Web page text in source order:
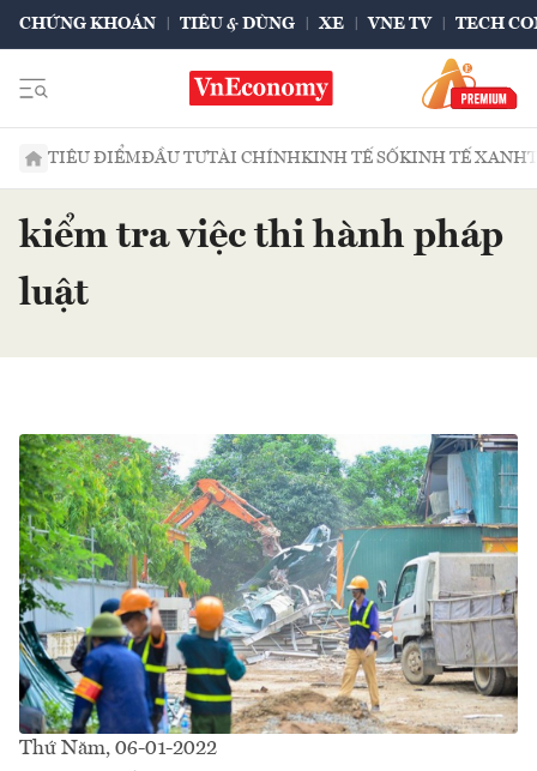
CHỨNG KHOÁN TIÊU & DÙNG XE VNE TV TECH
TIÊU ĐIỂMĐẦU TƯTÀI CHÍNHKINH TẾ SỐKINH TẾ XANH
kiểm tra việc thi hành pháp
luật
Thứ Năm, 06-01-2022